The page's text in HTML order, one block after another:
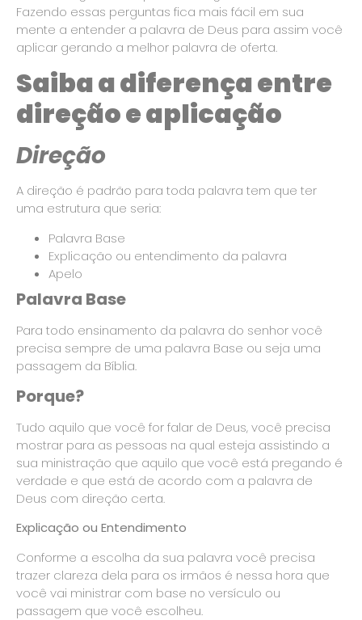
Fazendo essas perguntas fica mais fácil em sua
mente a entender a palavra de Deus para assim você
aplicar gerando a melhor palavra de oferta.
Saiba a diferença entre
direção e aplicação
Direção
A direção é padrão para toda palavra tem que ter
uma estrutura que seria:
Palavra Base
Explicação ou entendimento da palavra
Apelo
Palavra Base
Para todo ensinamento da palavra do senhor você
precisa sempre de uma palavra Base ou seja uma
passagem da Bíblia.
Porque?
Tudo aquilo que você for falar de Deus, você precisa
mostrar para as pessoas na qual esteja assistindo a
sua ministração que aquilo que você está pregando é
verdade e que está de acordo com a palavra de
Deus com direção certa.
Explicação ou Entendimento
Conforme a escolha da sua palavra você precisa
trazer clareza dela para os irmãos é nessa hora que
você vai ministrar com base no versículo ou
passagem que você escolheu.